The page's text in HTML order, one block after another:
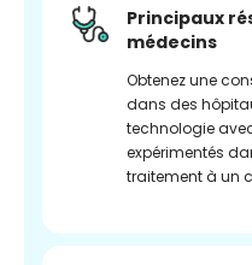
Principaux
médecins
Obtenez une
dans des
technologie
expérimentés
traitement à un